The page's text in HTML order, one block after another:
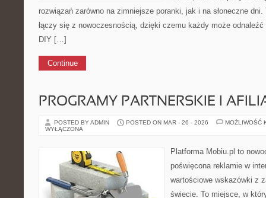
rozwiązań zarówno na zimniejsze poranki, jak i na słoneczne
łączy się z nowoczesnością, dzięki czemu każdy może
DIY […]
Continue
PROGRAMY PARTNERSKIE I
POSTED BY ADMIN POSTED ON MAR - 26 - 2026
MOŻLIWOŚĆ
WYŁĄCZONA
Platforma Mobiu.pl to
poświęcona reklamie w
wartościowe wskazówki z
świecie. To miejsce, w